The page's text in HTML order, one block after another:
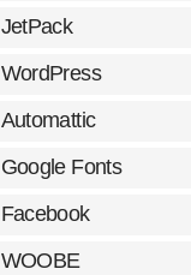
JetPack
WordPress
Automattic
Google Fonts
Facebook
WOOBE